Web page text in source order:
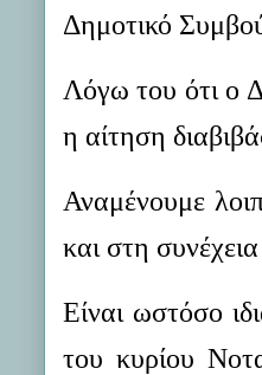
Δημοτικό
Λόγω του ότι ο
η αίτηση
Αναμένουμε
και στη
Είναι ωστόσο
του κυρίου